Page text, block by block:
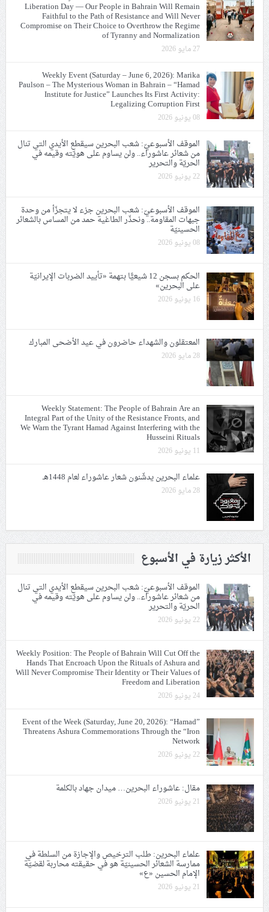
Liberation Day — Our People in Bahrain Will Remain
Faithful to the Path of Resistance and Will Never
Compromise on Their Choice to Overthrow the Regime
of Tyranny and Normalization
27 مايو 2026
Weekly Event (Saturday – June 6, 2026): Marika
Paulson – The Mysterious Woman in Bahrain – “Hamad
Institute for Justice” Launches Its First Activity:
Legalizing Corruption First
08 يونيو 2026
الموقف الأسبوعيّ: شعب البحرين سيقطع الأيدي التي تنال
من شعائر عاشوراء.. ولن يساوم على هويّته وقيمه في
الحريّة والتحرير
22 يونيو 2026
الموقف الأسبوعيّ: شعب البحرين جزء لا يتجزّأ من وحدة
جبهات المقاومة.. ونحذّر الطاغية حمد من المساس بالشعائر
الحسينيّة
08 يونيو 2026
الحكم بسجن 12 شيعيًّا بتهمة «تأييد الضربات الإيرانيّة
على البحرين»
16 يونيو 2026
المعتقلون والشهداء حاضرون في عيد الأضحى المبارك
28 مايو 2026
Weekly Statement: The People of Bahrain Are an
Integral Part of the Unity of the Resistance Fronts, and
We Warn the Tyrant Hamad Against Interfering with the
Husseini Rituals
11 يونيو 2026
علماء البحرين يدشّنون شعار عاشوراء لعام 1448هـ
28 مايو 2026
الأكثر زيارة في الأسبوع
الموقف الأسبوعيّ: شعب البحرين سيقطع الأيدي التي تنال
من شعائر عاشوراء.. ولن يساوم على هويّته وقيمه في
الحريّة والتحرير
22 يونيو 2026
Weekly Position: The People of Bahrain Will Cut Off the
Hands That Encroach Upon the Rituals of Ashura and
Will Never Compromise Their Identity or Their Values of
Freedom and Liberation
24 يونيو 2026
Event of the Week (Saturday, June 20, 2026): “Hamad”
Threatens Ashura Commemorations Through the “Iron
Network
22 يونيو 2026
مقال: عاشوراء البحرين… ميدان جهاد بالكلمة
21 يونيو 2026
علماء البحرين: طلب الترخيص والإجازة من السلطة في
ممارسة الشعائر الحسينيّة هو في حقيقته محاربة لقضيّة
الإمام الحسين «ع»
21 يونيو 2026